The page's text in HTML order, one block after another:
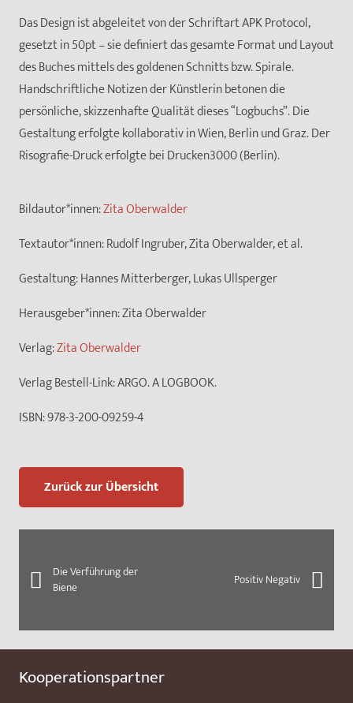
Das Design ist abgeleitet von der Schriftart APK Protocol,
gesetzt in 50pt – sie definiert das gesamte Format und Layout
des Buches mittels des goldenen Schnitts bzw. Spirale.
Handschriftliche Notizen der Künstlerin betonen die
persönliche, skizzenhafte Qualität dieses “Logbuchs”. Die
Gestaltung erfolgte kollaborativ in Wien, Berlin und Graz. Der
Risografie-Druck erfolgte bei Drucken3000 (Berlin).
Bildautor*innen:Zita Oberwalder
Textautor*innen:Rudolf Ingruber, Zita Oberwalder, et al.
Gestaltung:Hannes Mitterberger, Lukas Ullsperger
Herausgeber*innen:Zita Oberwalder
Verlag:Zita Oberwalder
Verlag Bestell-Link:ARGO. A LOGBOOK.
ISBN:978-3-200-09259-4
Zurück zur Übersicht
Die Verführung der
Biene
Positiv Negativ
Kooperationspartner